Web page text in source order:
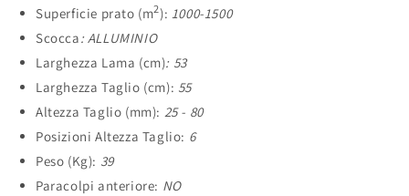
Superficie prato (m2): 1000-1500
Scocca: ALLUMINIO
Larghezza Lama (cm): 53
Larghezza Taglio (cm): 55
Altezza Taglio (mm): 25 - 80
Posizioni Altezza Taglio: 6
Peso (Kg): 39
Paracolpi anteriore: NO